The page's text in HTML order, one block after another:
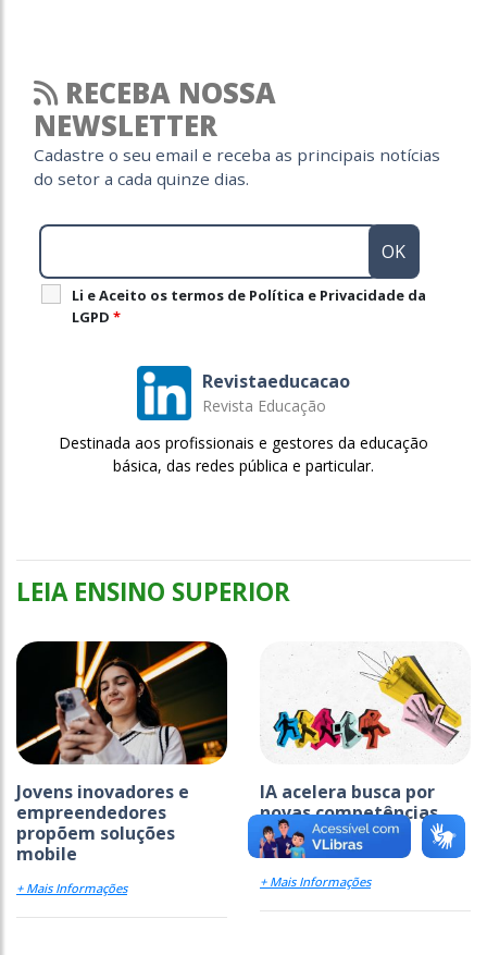
RECEBA NOSSA
NEWSLETTER
Cadastre o seu email e receba as principais notícias
do setor a cada quinze dias.
Li e Aceito os termos de Política e Privacidade da
LGPD *
Revistaeducacao
Revista Educação
Destinada aos profissionais e gestores da educação
básica, das redes pública e particular.
LEIA ENSINO SUPERIOR
Jovens inovadores e
empreendedores
propõem soluções
mobile
+ Mais Informações
IA acelera busca por
novas competências
+ Mais Informações